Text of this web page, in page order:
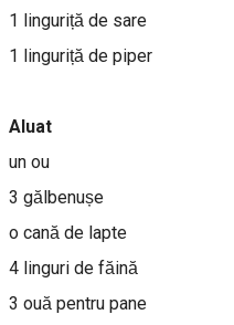
1 linguriță de sare
1 linguriță de piper
Aluat
un ou
3 gălbenușe
o cană de lapte
4 linguri de făină
3 ouă pentru pane